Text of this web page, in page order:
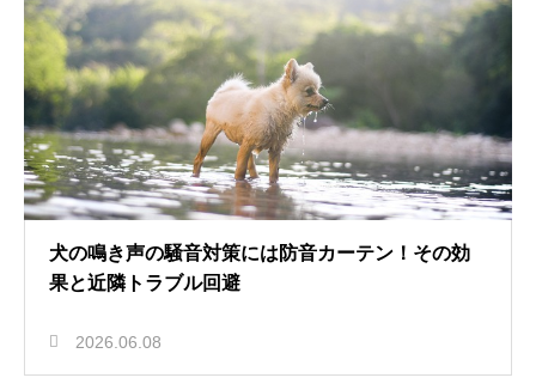
犬の鳴き声の騒音対策には防音カーテン！その効
果と近隣トラブル回避
2026.06.08